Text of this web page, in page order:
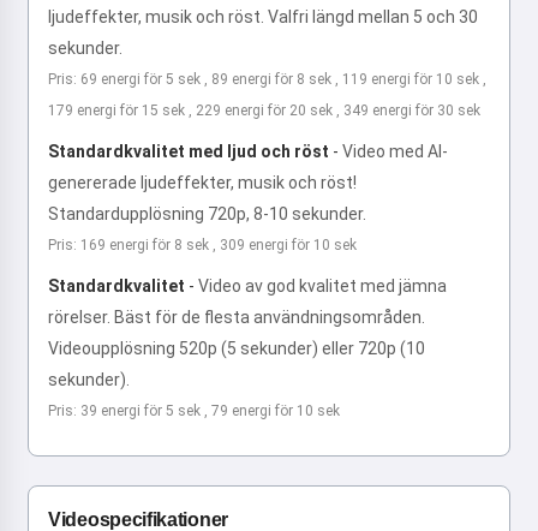
ljudeffekter, musik och röst. Valfri längd mellan 5 och 30
sekunder.
Pris: 69 energi för 5 sek , 89 energi för 8 sek , 119 energi för 10 sek ,
179 energi för 15 sek , 229 energi för 20 sek , 349 energi för 30 sek
Standardkvalitet med ljud och röst - Video med AI-
genererade ljudeffekter, musik och röst!
Standardupplösning 720p, 8-10 sekunder.
Pris: 169 energi för 8 sek , 309 energi för 10 sek
Standardkvalitet - Video av god kvalitet med jämna
rörelser. Bäst för de flesta användningsområden.
Videoupplösning 520p (5 sekunder) eller 720p (10
sekunder).
Pris: 39 energi för 5 sek , 79 energi för 10 sek
Videospecifikationer